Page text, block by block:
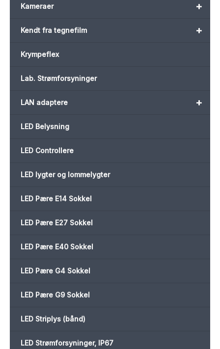
+
Kameraer
+
Kendt fra tegnefilm
Krympeflex
Lab. Strømforsyninger
+
LAN adaptere
LED Belysning
LED Controllere
LED lygter og lommelygter
LED Pære E14 Sokkel
LED Pære E27 Sokkel
LED Pære E40 Sokkel
LED Pære G4 Sokkel
LED Pære G9 Sokkel
LED Striplys (bånd)
LED Strømforsyninger, IP67